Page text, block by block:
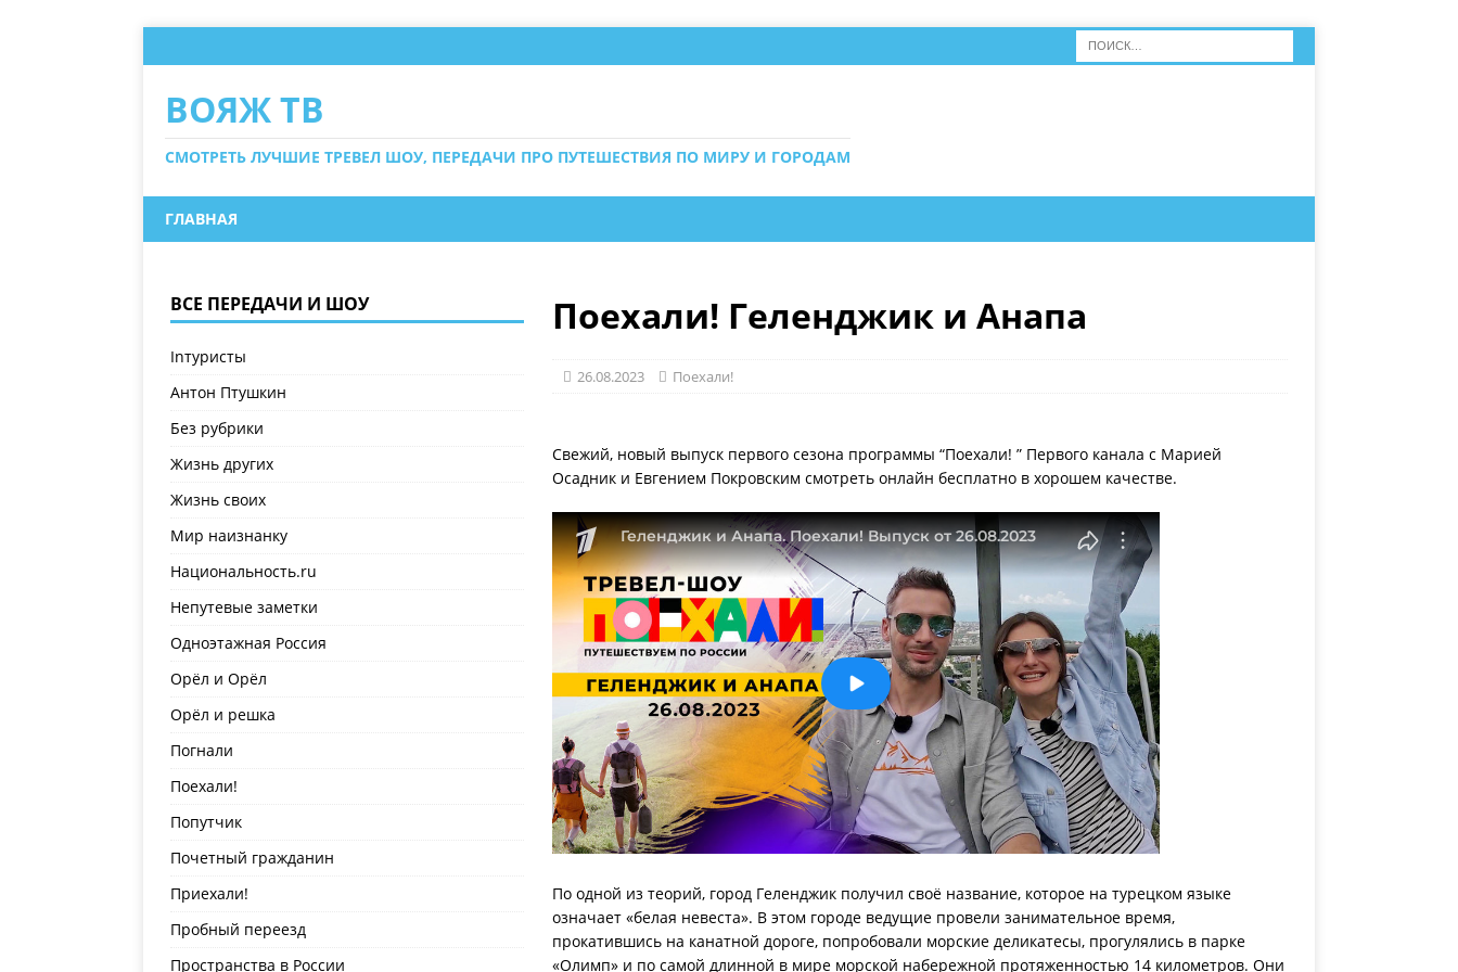
ВОЯЖ ТВ
СМОТРЕТЬ ЛУЧШИЕ ТРЕВЕЛ ШОУ, ПЕРЕДАЧИ ПРО ПУТЕШЕСТВИЯ ПО МИРУ И ГОРОДАМ
ГЛАВНАЯ
Поехали! Геленджик и Анапа
26.08.2023 Поехали!
Свежий, новый выпуск первого сезона программы “Поехали! ” Первого канала с Марией
Осадник и Евгением Покровским смотреть онлайн бесплатно в хорошем качестве.
По одной из теорий, город Геленджик получил своё название, которое на турецком языке
означает «белая невеста». В этом городе ведущие провели занимательное время,
прокатившись на канатной дороге, попробовали морские деликатесы, прогулялись в парке
«Олимп» и по самой длинной в мире морской набережной протяженностью 14 километров. Они
ВСЕ ПЕРЕДАЧИ И ШОУ
Inтуристы
Антон Птушкин
Без рубрики
Жизнь других
Жизнь своих
Мир наизнанку
Национальность.ru
Непутевые заметки
Одноэтажная Россия
Орёл и Орёл
Орёл и решка
Погнали
Поехали!
Попутчик
Почетный гражданин
Приехали!
Пробный переезд
Пространства в России